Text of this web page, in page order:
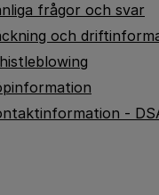
frågor och svar
och
-